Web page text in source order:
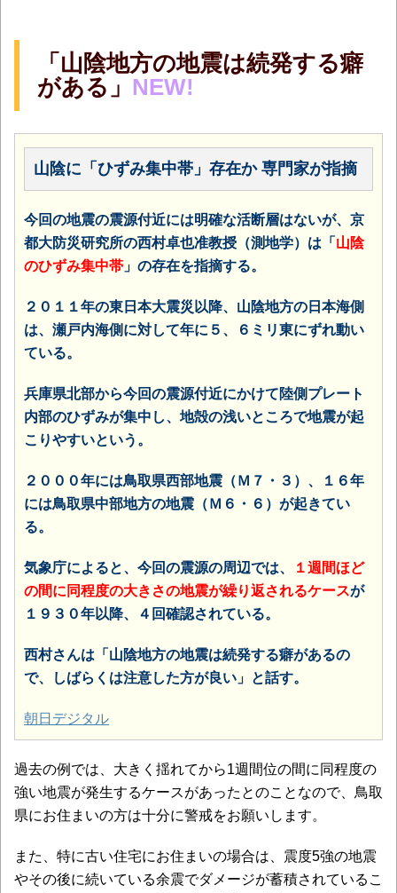
「山陰地方の地震は続発する癖
がある」 NEW!
山陰に「ひずみ集中帯」存在か 専門家が指摘
今回の地震の震源付近には明確な活断層はないが、京
都大防災研究所の西村卓也准教授（測地学）は「 山陰
のひずみ集中帯 」の存在を指摘する。
２０１１年の東日本大震災以降、山陰地方の日本海側
は、瀬戸内海側に対して年に５、６ミリ東にずれ動い
ている。
兵庫県北部から今回の震源付近にかけて陸側プレート
内部のひずみが集中し、地殻の浅いところで地震が起
こりやすいという。
２０００年には鳥取県西部地震（Ｍ７・３）、１６年
には鳥取県中部地方の地震（Ｍ６・６）が起きてい
る。
気象庁によると、今回の震源の周辺では、
１週間ほど
の間に同程度の大きさの地震が繰り返されるケースが
１９３０年以降、４回確認されている。
西村さんは「山陰地方の地震は続発する癖があるの
で、しばらくは注意した方が良い」と話す。
朝日デジタル
過去の例では、大きく揺れてから1週間位の間に同程度の
強い地震が発生するケースがあったとのことなので、鳥取
県にお住まいの方は十分に警戒をお願いします。
また、特に古い住宅にお住まいの場合は、震度5強の地震
やその後に続いている余震でダメージが蓄積されているこ